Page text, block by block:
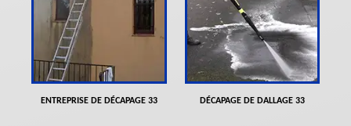
ENTREPRISE DE DÉCAPAGE 33 DÉCAPAGE DE DALLAGE 33